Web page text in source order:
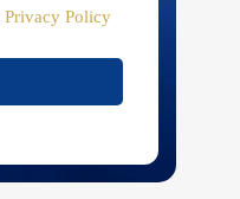
Privacy Policy